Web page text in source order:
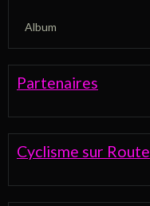
Album
Partenaires
Cyclisme sur Route